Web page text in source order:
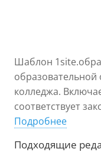
Шаблон
образовательной
колледжа.
соответствует
современный
Подробнее
Подходящие